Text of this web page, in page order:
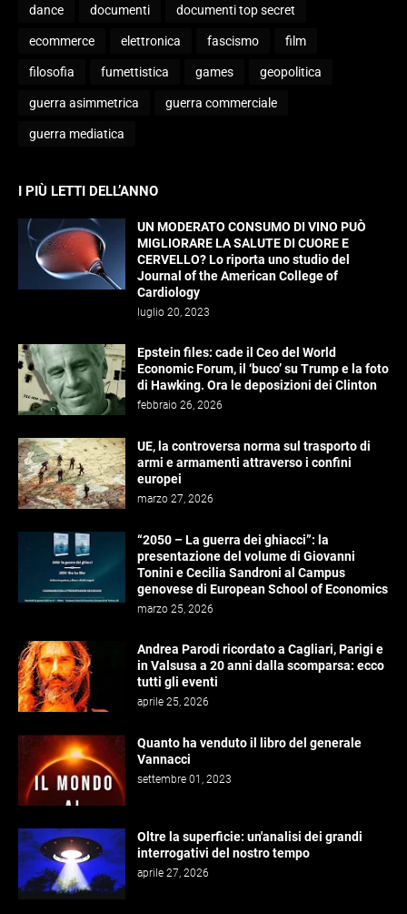
dance documenti documenti top secret
ecommerce elettronica fascismo film
filosofia fumettistica games geopolitica
guerra asimmetrica guerra commerciale
guerra mediatica
I PIÙ LETTI DELL’ANNO
UN MODERATO CONSUMO DI VINO PUÒ
MIGLIORARE LA SALUTE DI CUORE E
CERVELLO? Lo riporta uno studio del
Journal of the American College of
Cardiology
luglio 20, 2023
Epstein files: cade il Ceo del World
Economic Forum, il ‘buco’ su Trump e la foto
di Hawking. Ora le deposizioni dei Clinton
febbraio 26, 2026
UE, la controversa norma sul trasporto di
armi e armamenti attraverso i confini
europei
marzo 27, 2026
“2050 – La guerra dei ghiacci”: la
presentazione del volume di Giovanni
Tonini e Cecilia Sandroni al Campus
genovese di European School of Economics
marzo 25, 2026
Andrea Parodi ricordato a Cagliari, Parigi e
in Valsusa a 20 anni dalla scomparsa: ecco
tutti gli eventi
aprile 25, 2026
Quanto ha venduto il libro del generale
Vannacci
settembre 01, 2023
Oltre la superficie: un'analisi dei grandi
interrogativi del nostro tempo
aprile 27, 2026